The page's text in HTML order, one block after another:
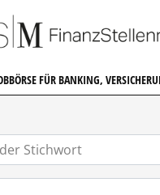
FÜR BANKING,